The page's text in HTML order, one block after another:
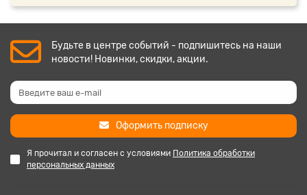
Будьте в центре событий - подпишитесь на наши
новости! Новинки, скидки, акции.
Оформить подписку
Я прочитал и согласен с условиями Политика обработки
персональных данных